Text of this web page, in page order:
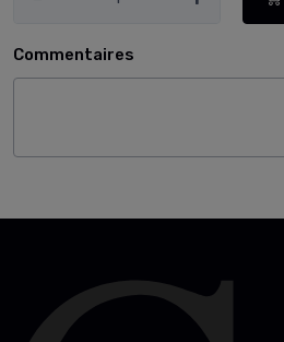
Commentaires